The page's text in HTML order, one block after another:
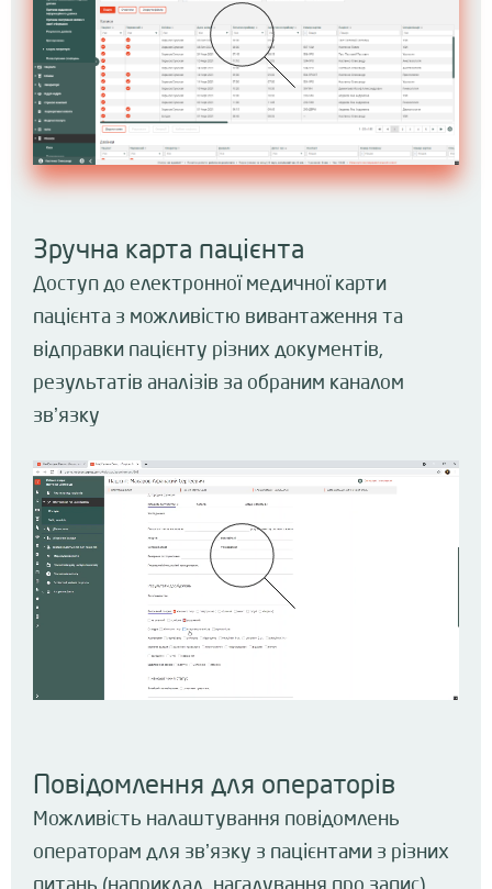
Зручна карта пацієнта
Доступ до електронної медичної карти
пацієнта з можливістю вивантаження та
відправки пацієнту різних документів,
результатів аналізів за обраним каналом
звʼязку
Повідомлення для операторів
Можливість налаштування повідомлень
операторам для звʼязку з пацієнтами з різних​